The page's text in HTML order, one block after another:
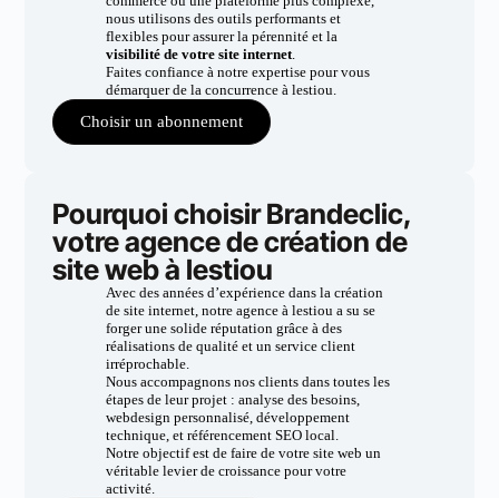
nous utilisons des outils performants et
flexibles pour assurer la pérennité et la
visibilité de votre site internet.
Faites confiance à notre expertise pour vous
démarquer de la concurrence à lestiou.
Choisir un abonnement
Pourquoi choisir Brandeclic,
votre agence de création de
site web à lestiou
Avec des années d’expérience dans la création
de site internet, notre agence à lestiou a su se
forger une solide réputation grâce à des
réalisations de qualité et un service client
irréprochable.
Nous accompagnons nos clients dans toutes les
étapes de leur projet : analyse des besoins,
webdesign personnalisé, développement
technique, et référencement SEO local.
Notre objectif est de faire de votre site web un
véritable levier de croissance pour votre
activité.